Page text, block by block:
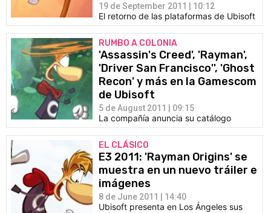
19 de September 2011 | 10:12
El retorno de las plataformas de Ubisoft
RUMBO A COLONIA
'Assassin's Creed', 'Rayman',
'Driver San Francisco'', 'Ghost
Recon' y más en la Gamescom
de Ubisoft
5 de August 2011 | 09:15
La compañía anuncia su catálogo
EL CLÁSICO
E3 2011: 'Rayman Origins' se
muestra en un nuevo tráiler e
imágenes
8 de June 2011 | 14:40
Ubisoft presenta en Los Ángeles sus